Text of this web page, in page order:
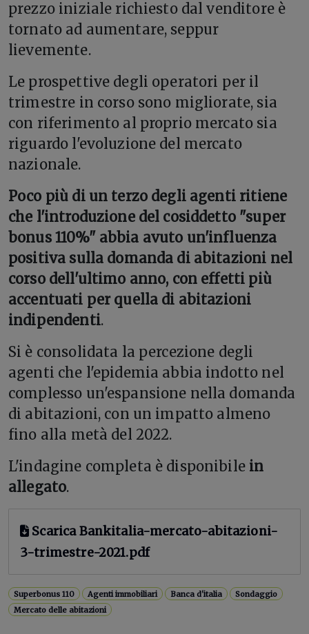
prezzo iniziale richiesto dal venditore è
tornato ad aumentare, seppur
lievemente.
Le prospettive degli operatori per il
trimestre in corso sono migliorate, sia
con riferimento al proprio mercato sia
riguardo l'evoluzione del mercato
nazionale.
Poco più di un terzo degli agenti ritiene
che l'introduzione del cosiddetto "super
bonus 110%" abbia avuto un'influenza
positiva sulla domanda di abitazioni nel
corso dell'ultimo anno, con effetti più
accentuati per quella di abitazioni
indipendenti.
Si è consolidata la percezione degli
agenti che l'epidemia abbia indotto nel
complesso un'espansione nella domanda
di abitazioni, con un impatto almeno
fino alla metà del 2022.
L'indagine completa è disponibile in
allegato.
Scarica Bankitalia-mercato-abitazioni-
3-trimestre-2021.pdf
Superbonus 110 Agenti immobiliari Banca d'italia
Sondaggio
Mercato delle abitazioni